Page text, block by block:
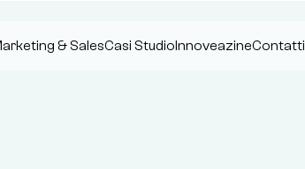
& SalesCasi StudioInnoveazineContatti